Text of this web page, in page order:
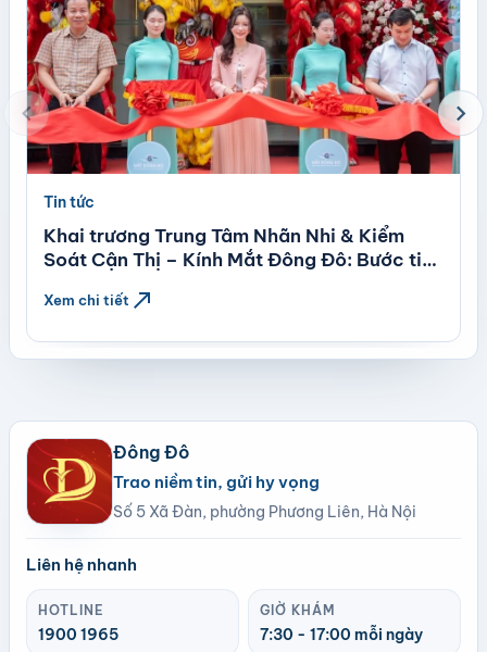
Tin tức
Khai trương Trung Tâm Nhãn Nhi & Kiểm
Soát Cận Thị – Kính Mắt Đông Đô: Bước tiến
chuẩn quốc tế
Xem chi tiết north_east
chevron_left chevron_right
Đông Đô
Trao niềm tin, gửi hy vọng
Số 5 Xã Đàn, phường Phương Liên, Hà Nội
Liên hệ nhanh
HOTLINE
1900 1965
GIỜ KHÁM
7:30 - 17:00 mỗi ngày